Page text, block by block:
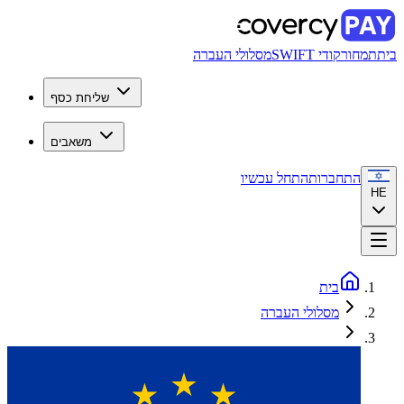
ביתתמחורקודי SWIFT מסלולי העברה
שליחת כסף
משאבים
HE
התחברותהתחל עכשיו
בית
מסלולי העברה